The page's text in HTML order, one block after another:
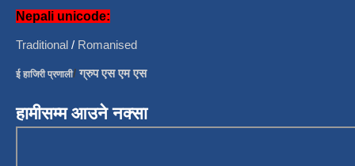
Nepali unicode:
Traditional / Romanised
ई हाजिरी प्रणाली/ग्रुप एस एम एस
हामीसम्म आउने नक्सा